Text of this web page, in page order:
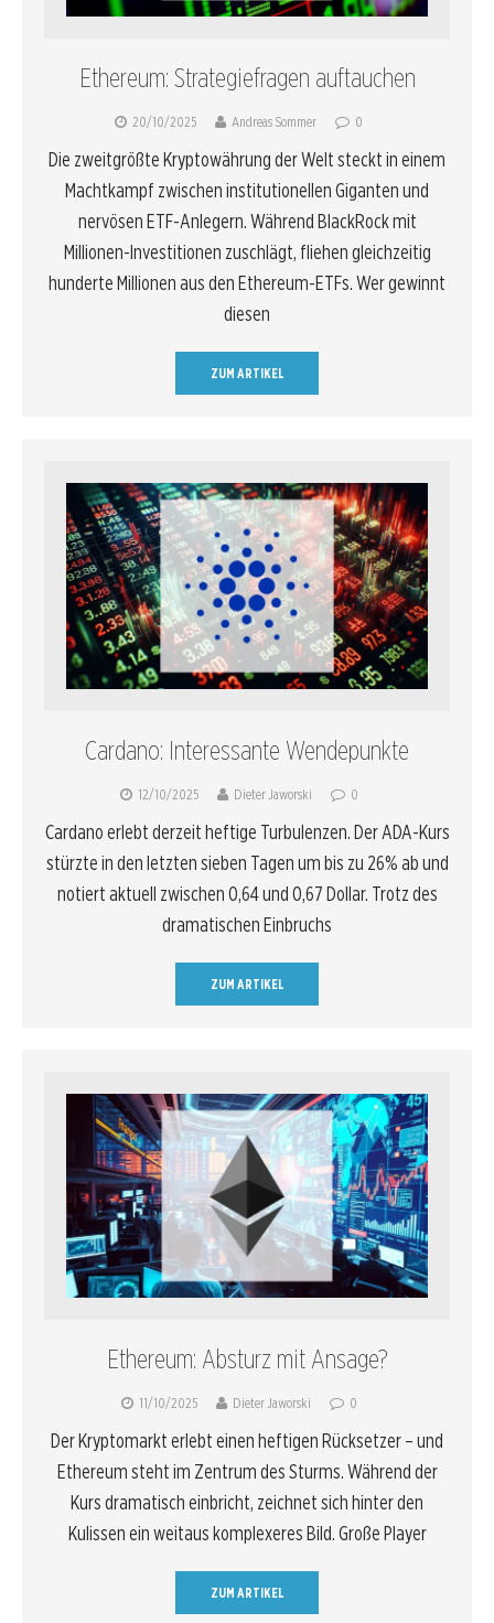
Ethereum: Strategiefragen auftauchen
20/10/2025 Andreas Sommer 0
Die zweitgrößte Kryptowährung der Welt steckt in einem
Machtkampf zwischen institutionellen Giganten und
nervösen ETF-Anlegern. Während BlackRock mit
Millionen-Investitionen zuschlägt, fliehen gleichzeitig
hunderte Millionen aus den Ethereum-ETFs. Wer gewinnt
diesen
ZUM ARTIKEL
Cardano: Interessante Wendepunkte
12/10/2025 Dieter Jaworski 0
Cardano erlebt derzeit heftige Turbulenzen. Der ADA-Kurs
stürzte in den letzten sieben Tagen um bis zu 26% ab und
notiert aktuell zwischen 0,64 und 0,67 Dollar. Trotz des
dramatischen Einbruchs
ZUM ARTIKEL
Ethereum: Absturz mit Ansage?
11/10/2025 Dieter Jaworski 0
Der Kryptomarkt erlebt einen heftigen Rücksetzer – und
Ethereum steht im Zentrum des Sturms. Während der
Kurs dramatisch einbricht, zeichnet sich hinter den
Kulissen ein weitaus komplexeres Bild. Große Player
ZUM ARTIKEL